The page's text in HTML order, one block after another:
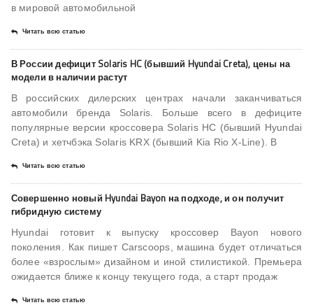
в мировой автомобильной
Читать всю статью
В России дефицит Solaris HC (бывший Hyundai Creta), цены на
модели в наличии растут
В российских дилерских центрах начали заканчиваться
автомобили бренда Solaris. Больше всего в дефиците
популярные версии кроссовера Solaris HC (бывший Hyundai
Creta) и хетчбэка Solaris KRX (бывший Kia Rio X-Line). В
Читать всю статью
Совершенно новый Hyundai Bayon на подходе, и он получит
гибридную систему
Hyundai готовит к выпуску кроссовер Bayon нового
поколения. Как пишет Carscoops, машина будет отличаться
более «взрослым» дизайном и иной стилистикой. Премьера
ожидается ближе к концу текущего года, а старт продаж
Читать всю статью